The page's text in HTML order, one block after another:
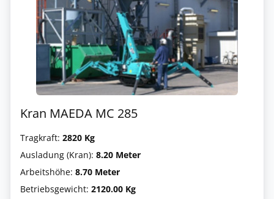
Kran MAEDA MC 285
Tragkraft: 2820 Kg
Ausladung (Kran): 8.20 Meter
Arbeitshöhe: 8.70 Meter
Betriebsgewicht: 2120.00 Kg